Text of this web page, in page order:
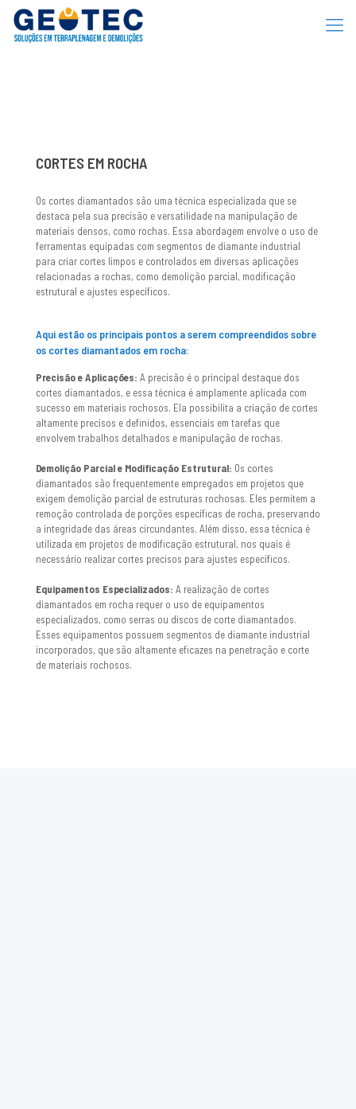
CORTES EM ROCHA
Os cortes diamantados são uma técnica especializada que se
destaca pela sua precisão e versatilidade na manipulação de
materiais densos, como rochas. Essa abordagem envolve o uso de
ferramentas equipadas com segmentos de diamante industrial
para criar cortes limpos e controlados em diversas aplicações
relacionadas a rochas, como demolição parcial, modificação
estrutural e ajustes específicos.
Aqui estão os principais pontos a serem compreendidos sobre
os cortes diamantados em rocha:
Precisão e Aplicações: A precisão é o principal destaque dos
cortes diamantados, e essa técnica é amplamente aplicada com
sucesso em materiais rochosos. Ela possibilita a criação de cortes
altamente precisos e definidos, essenciais em tarefas que
envolvem trabalhos detalhados e manipulação de rochas.
Demolição Parcial e Modificação Estrutural: Os cortes
diamantados são frequentemente empregados em projetos que
exigem demolição parcial de estruturas rochosas. Eles permitem a
remoção controlada de porções específicas de rocha, preservando
a integridade das áreas circundantes. Além disso, essa técnica é
utilizada em projetos de modificação estrutural, nos quais é
necessário realizar cortes precisos para ajustes específicos.
Equipamentos Especializados: A realização de cortes
diamantados em rocha requer o uso de equipamentos
especializados, como serras ou discos de corte diamantados.
Esses equipamentos possuem segmentos de diamante industrial
incorporados, que são altamente eficazes na penetração e corte
de materiais rochosos.